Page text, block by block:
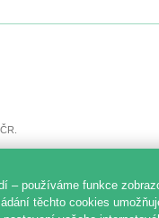
používáme funkce
těchto cookies